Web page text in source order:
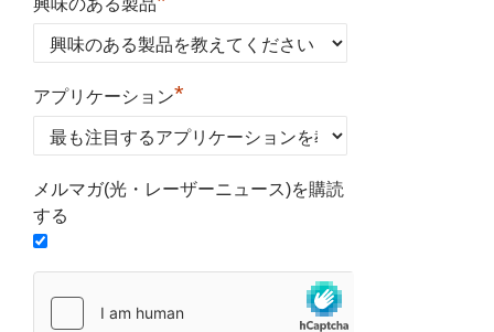
興味のある製品
アプリケーション*
メルマガ(光・レーザーニュース)を購読
する